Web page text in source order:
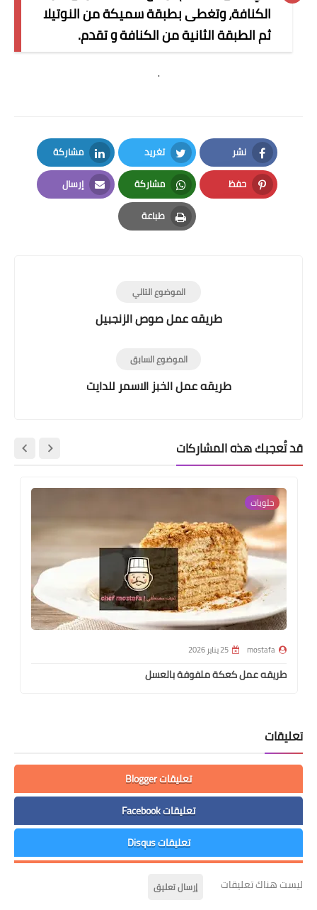
الكنافة، وتغطى بطبقة سميكة من النوتيلا
ثم الطبقة الثانية من الكنافة و تقدم.
.
نشر
Facebook
تغريد
Twitter
مشاركة
LinkedIn
حفظ
Pinterest
مشاركة
Whatsapp
إرسال
Email
طباعة
Print
الموضوع التالي
طريقه عمل صوص الزنجبيل
الموضوع السابق
طريقه عمل الخبز الاسمر للدايت
قد تُعجبك هذه المشاركات
حلويات
mostafa 25 يناير 2026
طريقه عمل كعكة ملفوفة بالعسل
تعليقات
تعليقات Blogger
تعليقات Facebook
تعليقات Disqus
ليست هناك تعليقات إرسال تعليق